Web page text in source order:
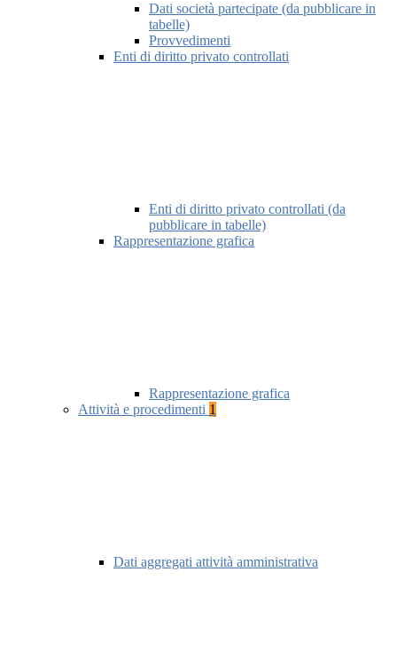
Dati società partecipate (da pubblicare in
tabelle)
Provvedimenti
Enti di diritto privato controllati
Enti di diritto privato controllati (da
pubblicare in tabelle)
Rappresentazione grafica
Rappresentazione grafica
Attività e procedimenti 1
Dati aggregati attività amministrativa